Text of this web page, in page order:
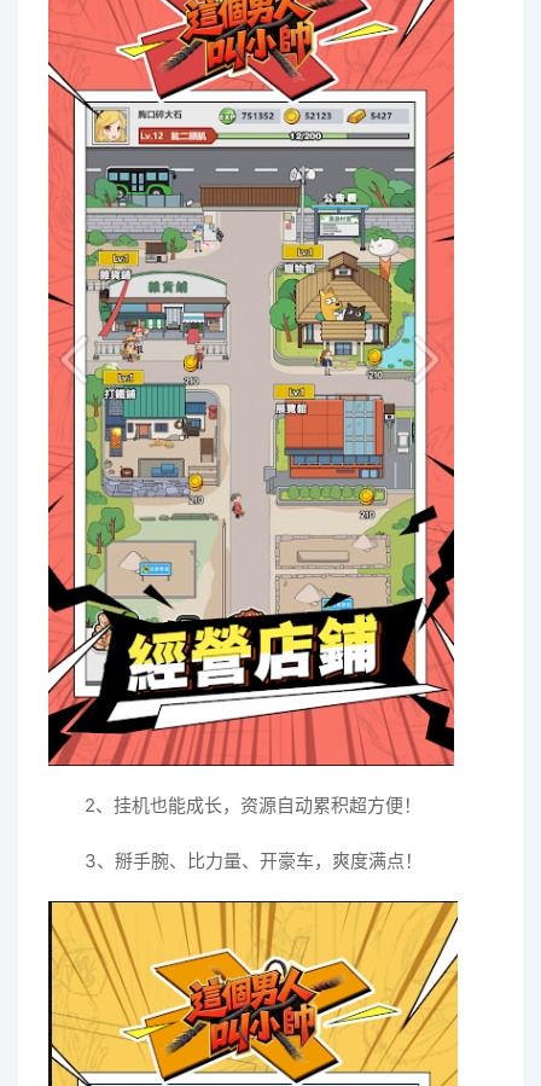
2、挂机也能成长，资源自动累积超方便！
3、掰手腕、比力量、开豪车，爽度满点！